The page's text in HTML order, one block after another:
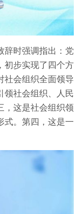
辞时强调指出：党
初步实现了四个方
社会组织全面领导
领社会组织、人民
，这是社会组织领
式。第四，这是一